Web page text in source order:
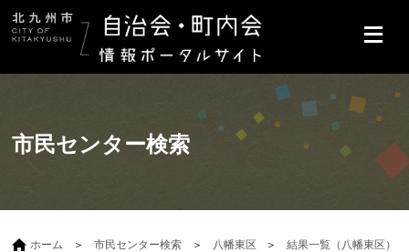
市民センター検索
ホーム 市民センター検索 八幡東区 結果一覧（八幡東区）